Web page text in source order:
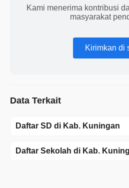
Kami menerima kontribusi
masyarakat
Kirimkan di
Data Terkait
Daftar SD di Kab. Kuningan
Daftar Sekolah di Kab.